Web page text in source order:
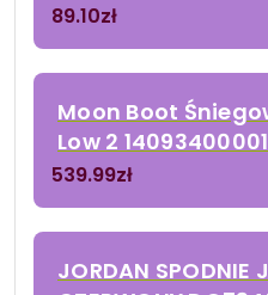
89.10zł
Moon Boot
Low 2
539.99zł
JORDAN SPODNIE